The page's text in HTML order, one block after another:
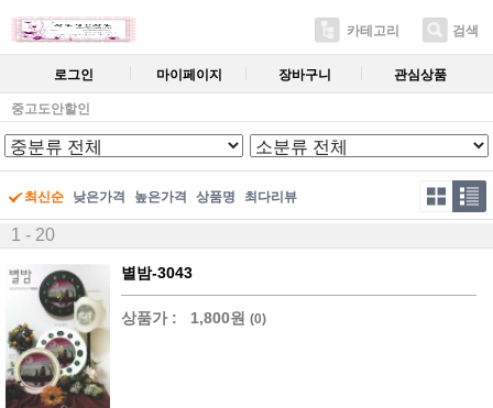
카테고리 검색
로그인 마이페이지 장바구니 관심상품
중고도안할인
최신순 낮은가격 높은가격 상품명 최다리뷰
1 - 20
별밤-3043
상품가 : 1,800원 (0)